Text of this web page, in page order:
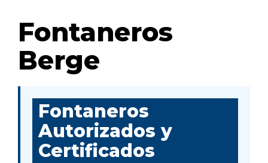
Fontaneros
Berge
Fontaneros
Autorizados y
Certificados